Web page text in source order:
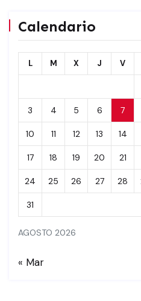
Calendario
AGOSTO 2026
L M X J V
3 4 5 6 7
10 11 12 13 14
17 18 19 20 21
24 25 26 27 28
31
« Mar